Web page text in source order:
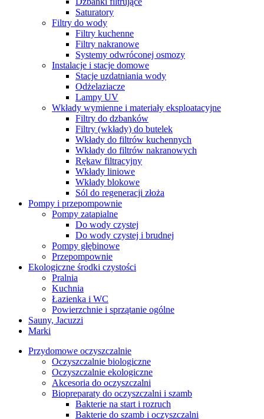
Saturatory
Filtry do wody
Filtry kuchenne
Filtry nakranowe
Systemy odwróconej osmozy
Instalacje i stacje domowe
Stacje uzdatniania wody
Odżelaziacze
Lampy UV
Wkłady wymienne i materiały eksploatacyjne
Filtry do dzbanków
Filtry (wkłady) do butelek
Wkłady do filtrów kuchennych
Wkłady do filtrów nakranowych
Rękaw filtracyjny
Wkłady liniowe
Wkłady blokowe
Sól do regeneracji złoża
Pompy i przepompownie
Pompy zatapialne
Do wody czystej
Do wody czystej i brudnej
Pompy głębinowe
Przepompownie
Ekologiczne środki czystości
Pralnia
Kuchnia
Łazienka i WC
Powierzchnie i sprzątanie ogólne
Sauny, Jacuzzi
Marki
Przydomowe oczyszczalnie
Oczyszczalnie biologiczne
Oczyszczalnie ekologiczne
Akcesoria do oczyszczalni
Biopreparaty do oczyszczalni i szamb
Bakterie na start i rozruch
Bakterie do szamb i oczyszczalni